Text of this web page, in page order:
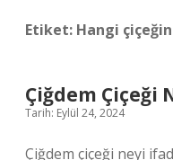
Etiket: Hangi
Çiğdem Çiçeği
Tarih: Eylül 24, 2024
Çiğdem çiçeği neyi